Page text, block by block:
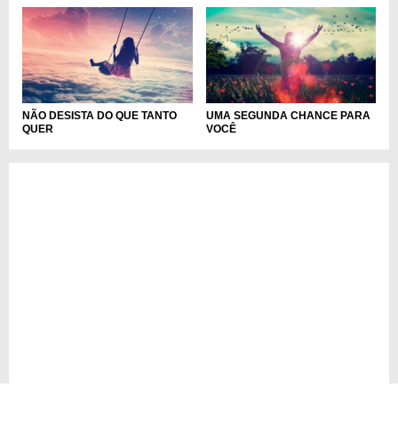
NÃO DESISTA DO QUE TANTO
QUER
UMA SEGUNDA CHANCE PARA
VOCÊ